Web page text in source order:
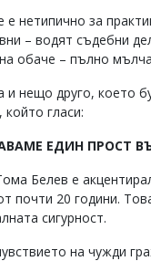
нетипично за
– водят съдебни
обаче – пълно
и нещо друго, което
гласи:
ЕДИН ПРОСТ
Белев е
почти 20 години.
сигурност.
на чужди